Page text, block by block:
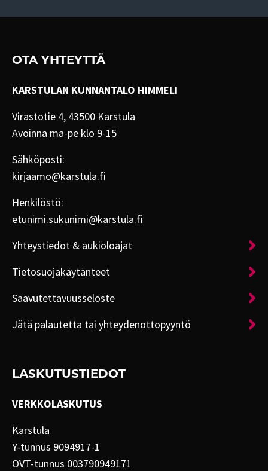
OTA YHTEYTTÄ
KARSTULAN KUNNANTALO HIMMELI
Virastotie 4, 43500 Karstula
Avoinna ma-pe klo 9-15
Sähköposti:
kirjaamo@karstula.fi
Henkilöstö:
etunimi.sukunimi@karstula.fi
Yhteystiedot & aukioloajat
Tietosuojakäytänteet
Saavutettavuusseloste
Jätä palautetta tai yhteydenottopyyntö
LASKUTUSTIEDOT
VERKKOLASKUTUS
Karstula
Y-tunnus 9094917-1
OVT-tunnus 003790949171